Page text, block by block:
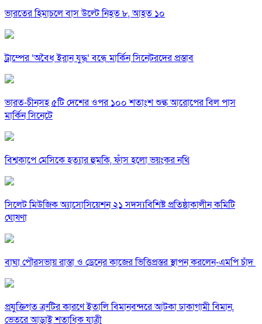
ভারতের হিমাচলে বাস উল্টে নিহত ৮, আহত ১০
ট্রাম্পের ‘অবৈধ ইরান যুদ্ধ’ বন্ধে মার্কিন সিনেটরদের প্রস্তাব
ভারত-চীনসহ ৫টি দেশের ওপর ১০০ শতাংশ শুল্ক আরোপের বিল পাস
মার্কিন সিনেটে
বিশ্বকাপে মেসিকে হত্যার হুমকি, ফাঁস হলো ভয়ংকর নথি
সিলেট মিউজিক অ্যাসোসিয়েশন ২১ সদস্যবিশিষ্ট প্রতিষ্ঠাকালীন কমিটি
ঘোষণা
বাঘা পৌরসভায় রাস্তা ও ড্রেনের কাজের ভিত্তিপ্রস্তর স্থাপন করলেন-এমপি চাঁদ
প্রযুক্তিগত ত্রুটির কারণে ইতালি বিমানবন্দরে আটকা ঢাকাগামী বিমান,
ভেতরে আড়াই শতাধিক যাত্রী